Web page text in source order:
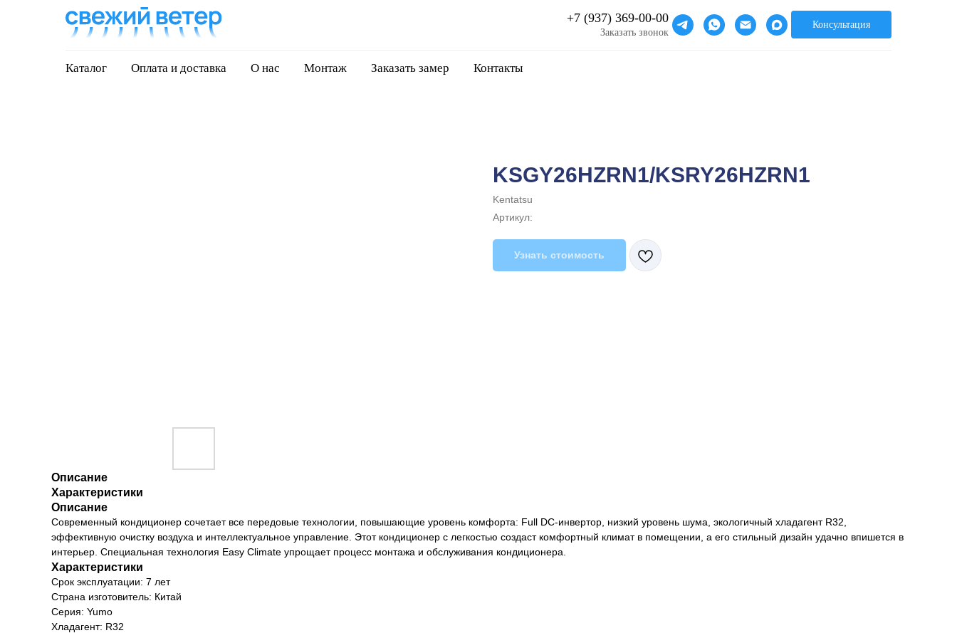
+7 (937) 369-00-00
Заказать звонок
Консультация
Каталог Оплата и доставка О нас Монтаж Заказать замер Контакты
KSGY26HZRN1/KSRY26HZRN1
Kentatsu
Артикул:
Узнать стоимость
Описание
Характеристики
Описание
Современный кондиционер сочетает все передовые технологии, повышающие уровень комфорта: Full DC-инвертор, низкий уровень шума, экологичный хладагент R32,
эффективную очистку воздуха и интеллектуальное управление. Этот кондиционер с легкостью создаст комфортный климат в помещении, а его стильный дизайн удачно впишется в
интерьер. Специальная технология Easy Climate упрощает процесс монтажа и обслуживания кондиционера.
Характеристики
Срок эксплуатации: 7 лет
Страна изготовитель: Китай
Серия: Yumo
Хладагент: R32